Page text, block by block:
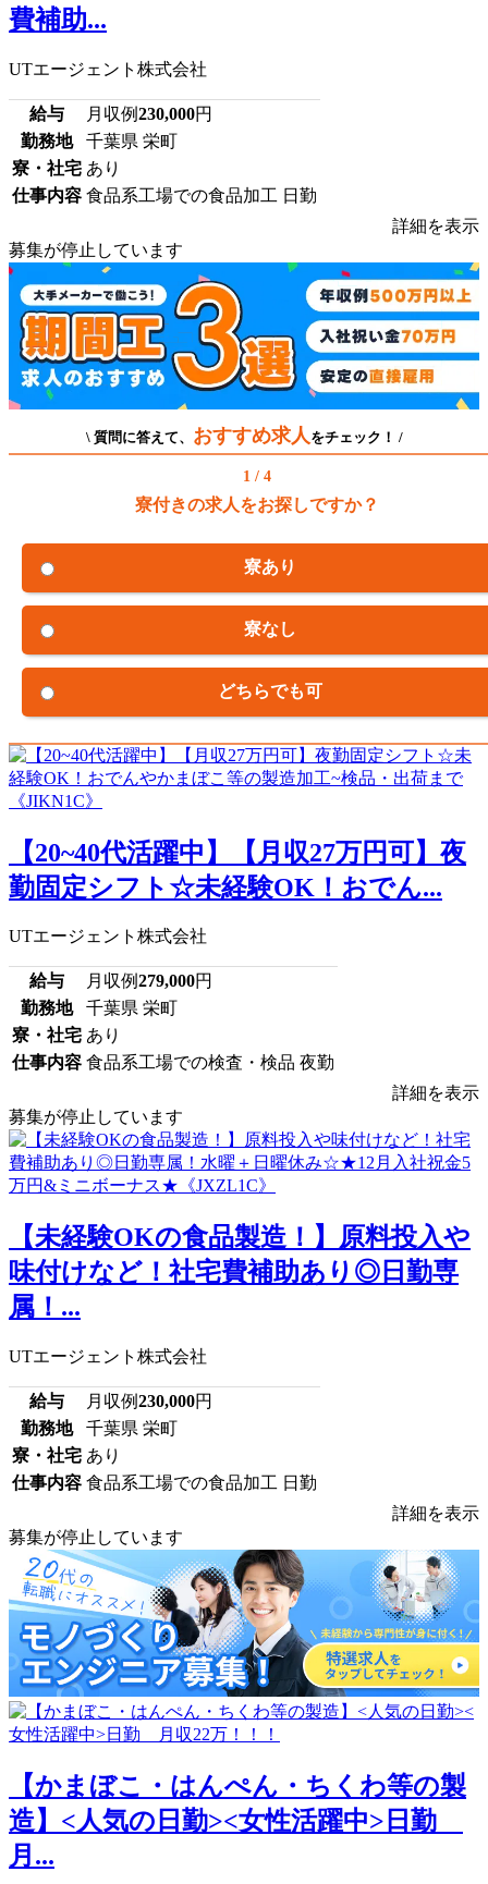
費補助...
UTエージェント株式会社
給与 月収例230,000円
勤務地
千葉県 栄町
寮・社宅 あり
仕事内容 食品系工場での食品加工 日勤
詳細を表示
募集が停止しています
\ 質問に答えて、 おすすめ求人 をチェック！ /
1 / 4
寮付きの求人をお探しですか？
寮あり
寮なし
どちらでも可
【20~40代活躍中】【月収27万円可】夜
勤固定シフト☆未経験OK！おでん...
UTエージェント株式会社
給与 月収例279,000円
勤務地
千葉県 栄町
寮・社宅 あり
仕事内容 食品系工場での検査・検品 夜勤
詳細を表示
募集が停止しています
【未経験OKの食品製造！】原料投入や
味付けなど！社宅費補助あり◎日勤専
属！...
UTエージェント株式会社
給与 月収例230,000円
勤務地
千葉県 栄町
寮・社宅 あり
仕事内容 食品系工場での食品加工 日勤
詳細を表示
募集が停止しています
【かまぼこ・はんぺん・ちくわ等の製
造】<人気の日勤><女性活躍中>日勤
月...